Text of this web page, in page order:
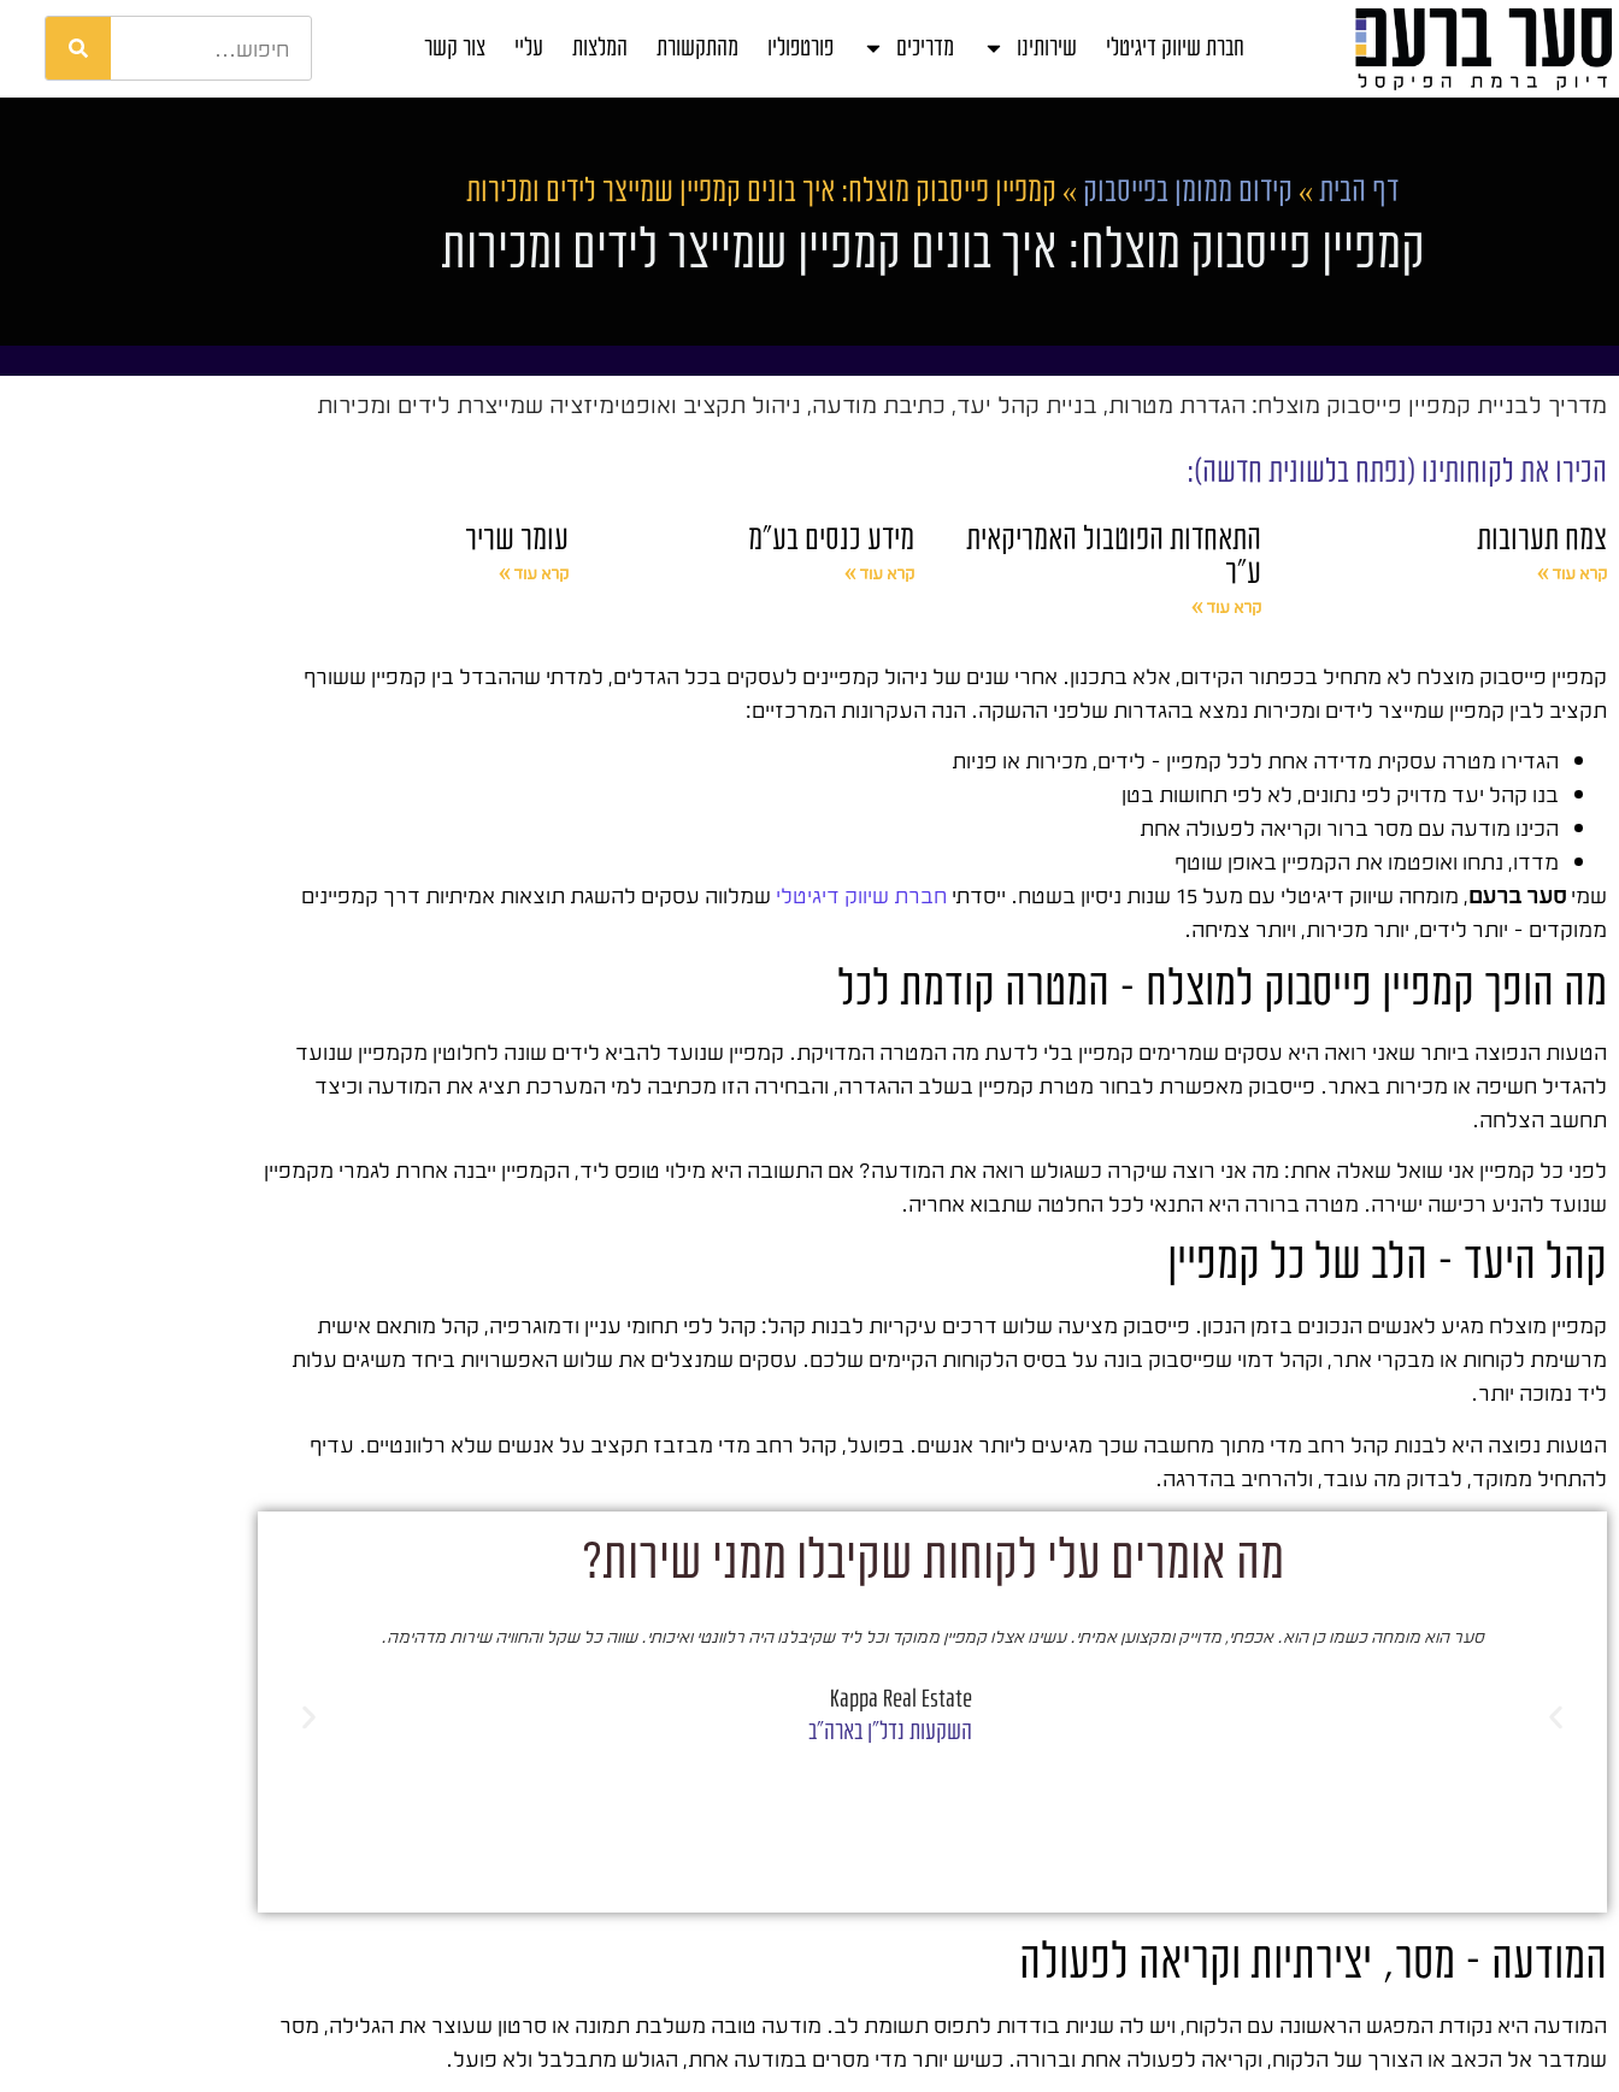
חברת שיווק דיגיטלי שירותינו מדריכים פורטפוליו מהתקשורת המלצות עליי צור קשר
דף הבית » קידום ממומן בפייסבוק » קמפיין פייסבוק מוצלח: איך בונים קמפיין שמייצר לידים ומכירות
קמפיין פייסבוק מוצלח: איך בונים קמפיין שמייצר לידים ומכירות
מדריך לבניית קמפיין פייסבוק מוצלח: הגדרת מטרות, בניית קהל יעד, כתיבת מודעה, ניהול תקציב ואופטימיזציה שמייצרת לידים ומכירות
הכירו את לקוחותינו (נפתח בלשונית חדשה):
צמח תערובות
קרא עוד »
התאחדות הפוטבול האמריקאית
ע"ר
קרא עוד »
מידע כנסים בע"מ
קרא עוד »
עומר שריר
קרא עוד »
קמפיין פייסבוק מוצלח לא מתחיל בכפתור הקידום, אלא בתכנון. אחרי שנים של ניהול קמפיינים לעסקים בכל הגדלים, למדתי שההבדל בין קמפיין ששורף
תקציב לבין קמפיין שמייצר לידים ומכירות נמצא בהגדרות שלפני ההשקה. הנה העקרונות המרכזיים:
הגדירו מטרה עסקית מדידה אחת לכל קמפיין – לידים, מכירות או פניות
בנו קהל יעד מדויק לפי נתונים, לא לפי תחושות בטן
הכינו מודעה עם מסר ברור וקריאה לפעולה אחת
מדדו, נתחו ואופטמו את הקמפיין באופן שוטף
שמיסער ברעם, מומחה שיווק דיגיטלי עם מעל 15 שנות ניסיון בשטח. ייסדתי חברת שיווק דיגיטלי שמלווה עסקים להשגת תוצאות אמיתיות דרך קמפיינים
ממוקדים – יותר לידים, יותר מכירות, ויותר צמיחה.
מה הופך קמפיין פייסבוק למוצלח – המטרה קודמת לכל
הטעות הנפוצה ביותר שאני רואה היא עסקים שמרימים קמפיין בלי לדעת מה המטרה המדויקת. קמפיין שנועד להביא לידים שונה לחלוטין מקמפיין שנועד
להגדיל חשיפה או מכירות באתר. פייסבוק מאפשרת לבחור מטרת קמפיין בשלב ההגדרה, והבחירה הזו מכתיבה למי המערכת תציג את המודעה וכיצד
תחשב הצלחה.
לפני כל קמפיין אני שואל שאלה אחת: מה אני רוצה שיקרה כשגולש רואה את המודעה? אם התשובה היא מילוי טופס ליד, הקמפיין ייבנה אחרת לגמרי מקמפיין
שנועד להניע רכישה ישירה. מטרה ברורה היא התנאי לכל החלטה שתבוא אחריה.
קהל היעד – הלב של כל קמפיין
קמפיין מוצלח מגיע לאנשים הנכונים בזמן הנכון. פייסבוק מציעה שלוש דרכים עיקריות לבנות קהל: קהל לפי תחומי עניין ודמוגרפיה, קהל מותאם אישית
מרשימת לקוחות או מבקרי אתר, וקהל דמוי שפייסבוק בונה על בסיס הלקוחות הקיימים שלכם. עסקים שמנצלים את שלוש האפשרויות ביחד משיגים עלות
ליד נמוכה יותר.
הטעות נפוצה היא לבנות קהל רחב מדי מתוך מחשבה שכך מגיעים ליותר אנשים. בפועל, קהל רחב מדי מבזבז תקציב על אנשים שלא רלוונטיים. עדיף
להתחיל ממוקד, לבדוק מה עובד, ולהרחיב בהדרגה.
מה אומרים עלי לקוחות שקיבלו ממני שירות?
סער הוא מומחה כשמו כן הוא. אכפתי, מדוייק ומקצוען אמיתי. עשינו אצלו קמפיין ממוקד וכל ליד שקיבלנו היה רלוונטי ואיכותי. שווה כל שקל והחוויה שירות מדהימה.
Kappa Real Estate
השקעות נדל"ן בארה"ב
המודעה – מסר, יצירתיות וקריאה לפעולה
המודעה היא נקודת המפגש הראשונה עם הלקוח, ויש לה שניות בודדות לתפוס תשומת לב. מודעה טובה משלבת תמונה או סרטון שעוצר את הגלילה, מסר
שמדבר אל הכאב או הצורך של הלקוח, וקריאה לפעולה אחת וברורה. כשיש יותר מדי מסרים במודעה אחת, הגולש מתבלבל ולא פועל.